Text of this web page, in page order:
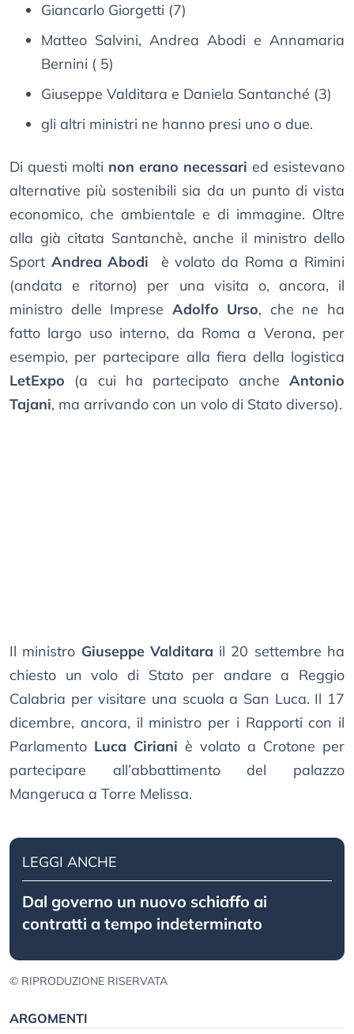
Giancarlo Giorgetti (7)
Matteo Salvini, Andrea Abodi e Annamaria
Bernini ( 5)
Giuseppe Valditara e Daniela Santanché (3)
gli altri ministri ne hanno presi uno o due.
Di questi molti non erano necessari ed esistevano
alternative più sostenibili sia da un punto di vista
economico, che ambientale e di immagine. Oltre
alla già citata Santanchè, anche il ministro dello
Sport Andrea Abodi
è volato da Roma a Rimini
(andata e ritorno) per una visita o, ancora, il
ministro delle Imprese Adolfo Urso, che ne ha
fatto largo uso interno, da Roma a Verona, per
esempio, per partecipare alla fiera della logistica
LetExpo (a cui ha partecipato anche Antonio
Tajani, ma arrivando con un volo di Stato diverso).
Il ministro Giuseppe Valditara il 20 settembre ha
chiesto un volo di Stato per andare a Reggio
Calabria per visitare una scuola a San Luca. Il 17
dicembre, ancora, il ministro per i Rapporti con il
Parlamento Luca Ciriani è volato a Crotone per
partecipare all’abbattimento del palazzo
Mangeruca a Torre Melissa.
LEGGI ANCHE
Dal governo un nuovo schiaffo ai
contratti a tempo indeterminato
© RIPRODUZIONE RISERVATA
ARGOMENTI